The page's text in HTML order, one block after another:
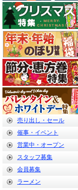
売り出し・セール
催事・イベント
営業中・オープン
スタッフ募集
会員募集
ラーメン